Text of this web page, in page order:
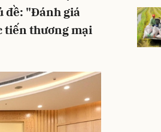
đề: "Đánh giá
tiến thương mại